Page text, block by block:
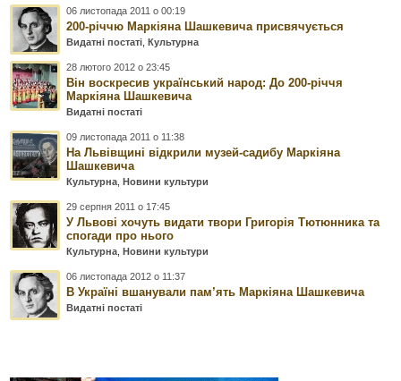
06 листопада 2011 о 00:19
200-річчю Маркіяна Шашкевича присвячується
Видатні постаті Культурна
28 лютого 2012 о 23:45
Він воскресив український народ: До 200-річчя
Маркіяна Шашкевича
Видатні постаті
09 листопада 2011 о 11:38
На Львівщині відкрили музей-садибу Маркіяна
Шашкевича
Культурна Новини культури
29 серпня 2011 о 17:45
У Львові хочуть видати твори Григорія Тютюнника та
спогади про нього
Культурна Новини культури
06 листопада 2012 о 11:37
В Україні вшанували пам’ять Маркіяна Шашкевича
Видатні постаті